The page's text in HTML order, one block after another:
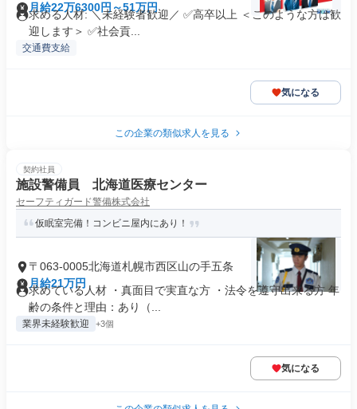
月給22万6300円～51万円
求める人材: ＼未経験者歓迎／ ✅高卒以上 ＜このような方は歓
迎します＞ ✅社会貢...
交通費支給
気になる
この企業の類似求人を見る
契約社員
施設警備員 北海道医療センター
セーフティガード警備株式会社
仮眠室完備！コンビニ屋内にあり！
〒063-0005北海道札幌市西区山の手五条
月給21万円
求めている人材 ・真面目で実直な方 ・法令を遵守出来る方 年
齢の条件と理由：あり（...
業界未経験歓迎 +3個
気になる